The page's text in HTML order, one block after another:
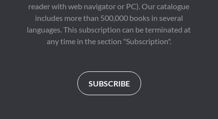
reader with web navigator or PC). Our catalogue
includes more than 500,000 books in several
languages. This subscription can be terminated at
any time in the section "Subscription".
SUBSCRIBE